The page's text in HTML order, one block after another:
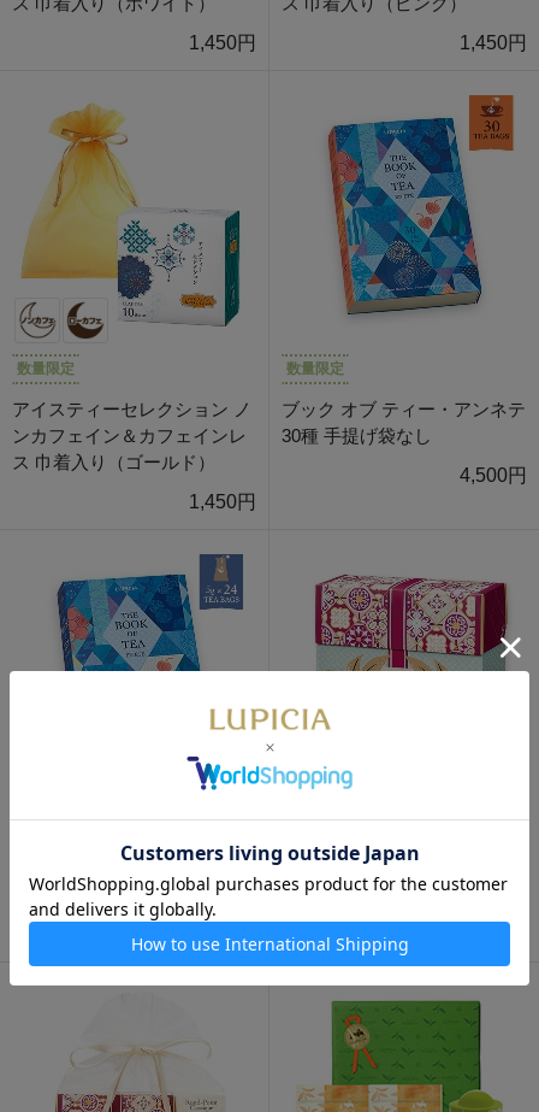
1,450円
1,450円
数量限定
アイスティーセレクション ノ
ンカフェイン＆カフェインレ
ス 巾着入り（ゴールド）
1,450円
数量限定
ブック オブ ティー・アンネテ
30種 手提げ袋なし
4,500円
24種 手提げ袋なし
4,500円
ピーチティーコレクション
7items